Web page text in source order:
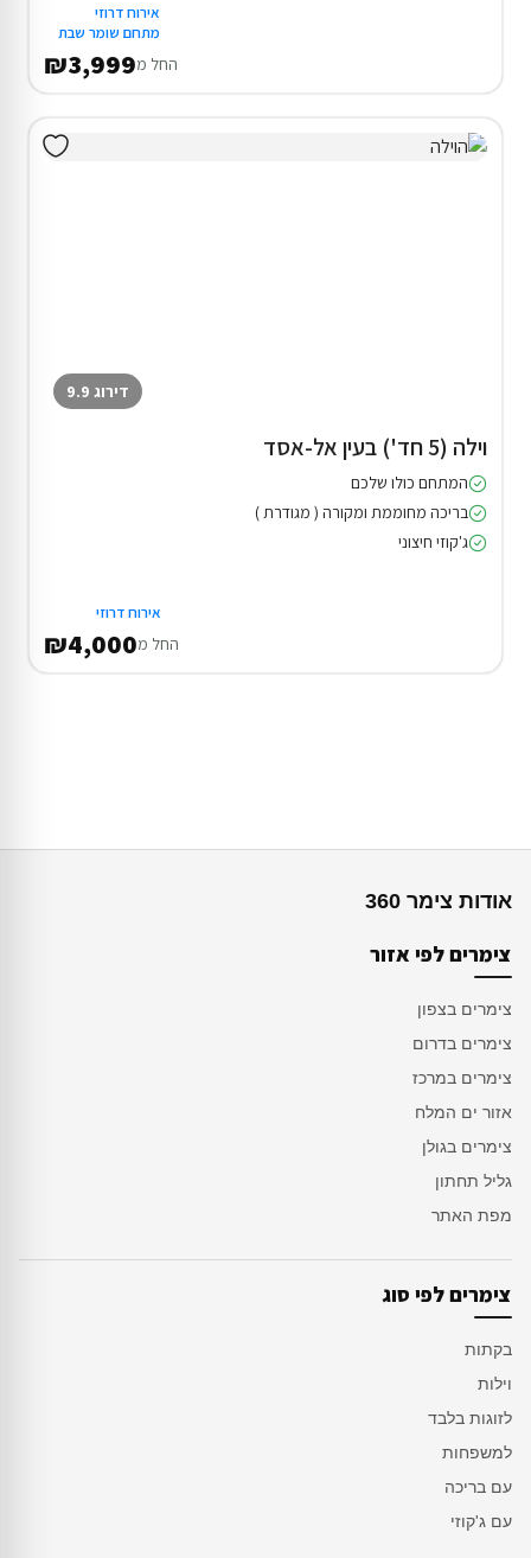
אירוח דרוזי
מתחם שומר שבת
החל מ₪3,999
דירוג 9.9
וילה (5 חד') בעין אל-אסד
המתחם כולו שלכם
בריכה מחוממת ומקורה ( מגודרת )
ג'קוזי חיצוני
אירוח דרוזי
החל מ₪4,000
אודות צימר 360
צימרים לפי אזור
צימרים בצפון
צימרים בדרום
צימרים במרכז
אזור ים המלח
צימרים בגולן
גליל תחתון
מפת האתר
צימרים לפי סוג
בקתות
וילות
לזוגות בלבד
למשפחות
עם בריכה
עם ג'קוזי